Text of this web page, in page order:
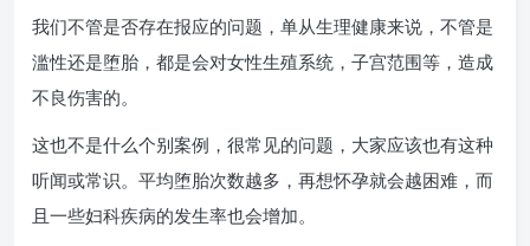
我们不管是否存在报应的问题，单从生理健康来说，不管是
滥性还是堕胎，都是会对女性生殖系统，子宫范围等，造成
不良伤害的。
这也不是什么个别案例，很常见的问题，大家应该也有这种
听闻或常识。平均堕胎次数越多，再想怀孕就会越困难，而
且一些妇科疾病的发生率也会增加。